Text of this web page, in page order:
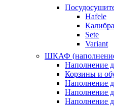
Hafele
Калибра
Sete
Variant
ШКАФ
Наполнение
Корзины и
Наполнение
Наполнение
Наполнение